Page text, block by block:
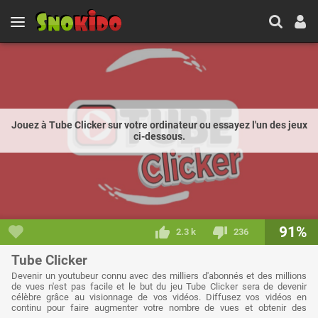
Jouez à Tube Clicker sur votre ordinateur ou essayez l'un des jeux
ci-dessous.
2.3 k 236 91%
Tube Clicker
Devenir un youtubeur connu avec des milliers d'abonnés et des millions
de vues n'est pas facile et le but du jeu Tube Clicker sera de devenir
célèbre grâce au visionnage de vos vidéos. Diffusez vos vidéos en
continu pour faire augmenter votre nombre de vues et obtenir des